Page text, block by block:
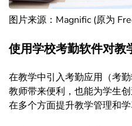
图片来源：Magnific (原为
使用学校考勤软件对教
在教学中引入考勤应用（考
教师带来便利，也能为学生
在多个方面提升教学管理和学